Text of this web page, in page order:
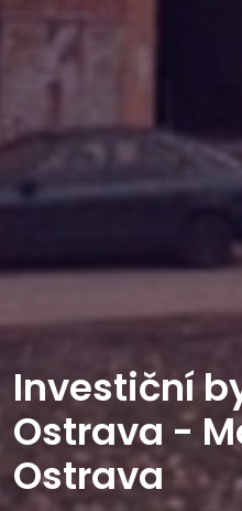
Investiční
Ostrava -
Ostrava